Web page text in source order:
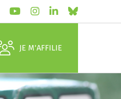
JE M'AFFILIE